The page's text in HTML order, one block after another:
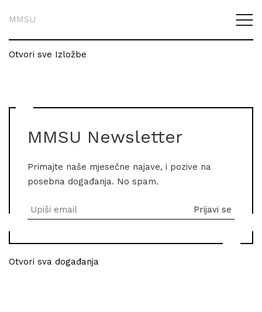
MMSU
Otvori sve Izložbe
MMSU Newsletter
Primajte naše mjesečne najave, i pozive na
posebna događanja. No spam.
Otvori sva događanja